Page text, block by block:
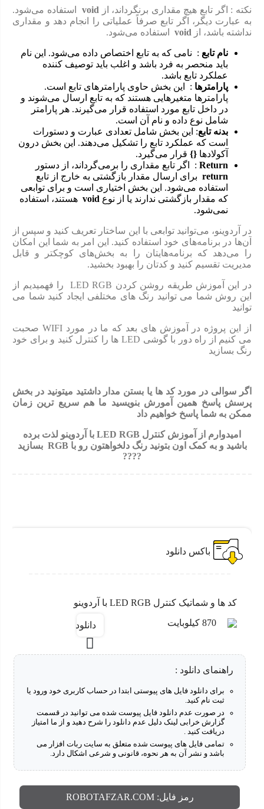
نکته : اگر تابع هیچ مقداری برنگرداند، از voidاستفاده می‌شود.
به عبارت دیگر، اگر تابع صرفاً عملیاتی را انجام دهد و مقداری
نداشته باشد، از void استفاده می‌شود.
نام تابع : نامی که به تابع اختصاص داده می‌شود. این نام
باید منحصر به فرد باشد و اغلب باید توصیف کننده
عملکرد تابع باشد.
پارامترها : این بخش حاوی پارامترهای تابع است.
پارامترها متغیرهایی هستند که به تابع ارسال می‌شوند و
در داخل تابع مورد استفاده قرار می‌گیرند. هر پارامتر
شامل نوع داده و نام آن است.
بدنه تابع: این بخش شامل تعدادی عبارت و دستورات
است که عملکرد تابع را تشکیل می‌دهند. این بخش درون
آکولادها{} قرار می‌گیرد.
Return : اگر تابع مقداری را برمی‌گرداند، از دستور
return برای ارسال مقدار بازگشتی به خارج از تابع
استفاده می‌شود. این بخش اختیاری است و برای توابعی
که مقدار بازگشتی ندارند یا از نوع void هستند، استفاده
نمی‌شود.
در آردوینو، می‌توانید توابعی با این ساختار تعریف کنید و سپس از
آن‌ها در برنامه‌های خود استفاده کنید. این امر به شما این امکان
را می‌دهد که برنامه‌هایتان را به بخش‌های کوچکتر و قابل
مدیریت تقسیم کنید و کدتان را بهبود بخشید.
در این آموزش طریقه روشن کردن LED RGB را فهمیدیم از
این روش شما می توانید رنگ های مختلفی ایجاد کنید شما می
توانید
از این پروژه در آموزش های بعد که ما در مورد WIFI صحبت
می کنیم از راه دور با گوشی LED ها را کنترل کنید و برای خود
رنگ بسازید
اگر سوالی در مورد کد ها یا بستن مدار داشتید میتونید در بخش
پرسش پاسخ همین آمورش بنویسید ما هم سریع ترین زمان
ممکن به شما پاسخ خواهیم داد
امیدوارم از آموزش کنترل LED RGB با آردوینو لذت برده
باشید و به کمک اون بتونید رنگ دلخواهتون رو با RGB بسازید
????
باکس دانلود
کد ها و شماتیک کنترل LED RGB با آردوینو
870 کیلوبایت
دانلود
راهنمای دانلود :
برای دانلود فایل های پیوستی ابتدا در حساب کاربری خود ورود یا
ثبت نام کنید.
در صورت عدم دانلود فایل پیوست شده می توانید در قسمت
گزارش خرابی لینک دلیل عدم دانلود را شرح دهید و از ما امتیاز
دریافت کنید .
تمامی فایل های پیوست شده متعلق به سایت ربات افزار می
باشد و نشر آن به هر نحوه، قانونی و شرعی اشکال دارد.
رمز فایل:ROBOTAFZAR.COM